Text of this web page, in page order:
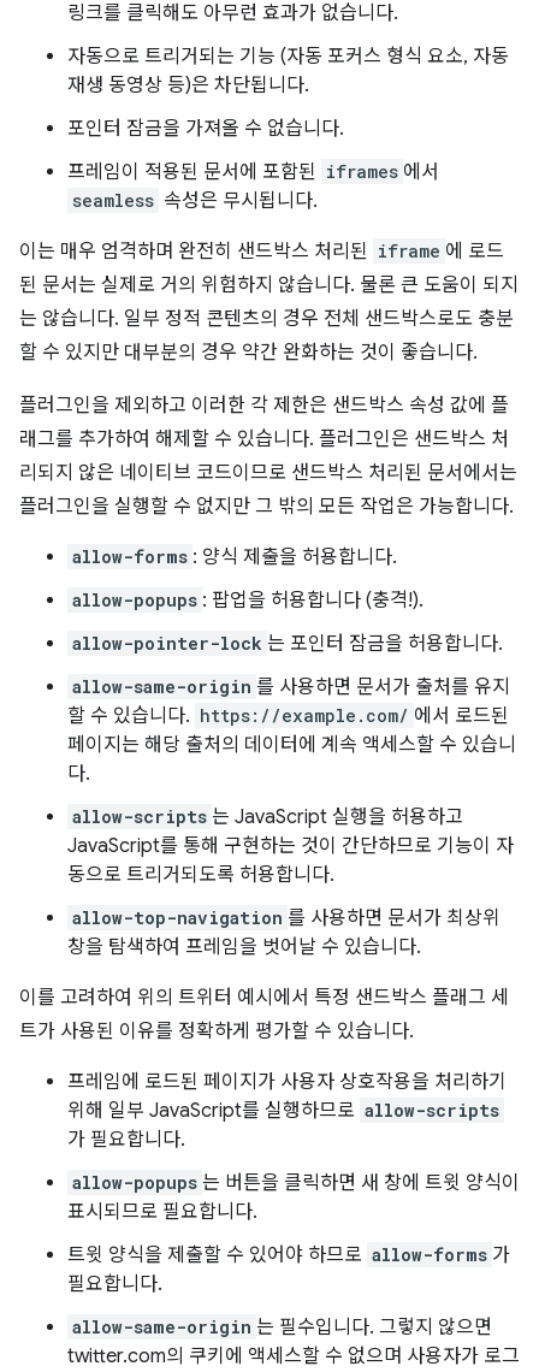
링크를 클릭해도 아무런 효과가 없습니다.
자동으로 트리거되는 기능 (자동 포커스 형식 요소, 자동
재생 동영상 등)은 차단됩니다.
포인터 잠금을 가져올 수 없습니다.
프레임이 적용된 문서에 포함된 iframes 에서
seamless 속성은 무시됩니다.
이는 매우 엄격하며 완전히 샌드박스 처리된 iframe 에 로드
된 문서는 실제로 거의 위험하지 않습니다. 물론 큰 도움이 되지
는 않습니다. 일부 정적 콘텐츠의 경우 전체 샌드박스로도 충분
할 수 있지만 대부분의 경우 약간 완화하는 것이 좋습니다.
플러그인을 제외하고 이러한 각 제한은 샌드박스 속성 값에 플
래그를 추가하여 해제할 수 있습니다. 플러그인은 샌드박스 처
리되지 않은 네이티브 코드이므로 샌드박스 처리된 문서에서는
플러그인을 실행할 수 없지만 그 밖의 모든 작업은 가능합니다.
allow-forms : 양식 제출을 허용합니다.
allow-popups : 팝업을 허용합니다 (충격!).
allow-pointer-lock 는 포인터 잠금을 허용합니다.
allow-same-origin 를 사용하면 문서가 출처를 유지
할 수 있습니다. https://example.com/ 에서 로드된
페이지는 해당 출처의 데이터에 계속 액세스할 수 있습니
다.
allow-scripts 는 JavaScript 실행을 허용하고
JavaScript를 통해 구현하는 것이 간단하므로 기능이 자
동으로 트리거되도록 허용합니다.
allow-top-navigation 를 사용하면 문서가 최상위
창을 탐색하여 프레임을 벗어날 수 있습니다.
이를 고려하여 위의 트위터 예시에서 특정 샌드박스 플래그 세
트가 사용된 이유를 정확하게 평가할 수 있습니다.
프레임에 로드된 페이지가 사용자 상호작용을 처리하기
위해 일부 JavaScript를 실행하므로 allow-scripts
가 필요합니다.
allow-popups 는 버튼을 클릭하면 새 창에 트윗 양식이
표시되므로 필요합니다.
트윗 양식을 제출할 수 있어야 하므로 allow-forms 가
필요합니다.
allow-same-origin 는 필수입니다. 그렇지 않으면
twitter.com의 쿠키에 액세스할 수 없으며 사용자가 로그